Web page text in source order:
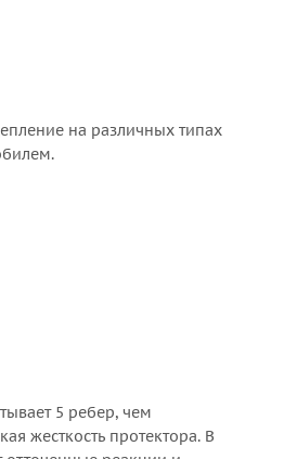
на различных типах
5 ребер, чем
жесткость протектора. В